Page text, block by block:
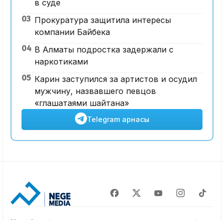
в суде
03 Прокуратура защитила интересы
компании Байбека
04 В Алматы подростка задержали с
наркотиками
05 Карин заступился за артистов и осудил
мужчину, назвавшего певцов
«глашатаями шайтана»
Telegram арнасы